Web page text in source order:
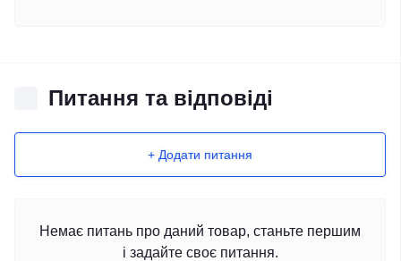
Питання та відповіді
+ Додати питання
Немає питань про даний товар, станьте першим
і задайте своє питання.